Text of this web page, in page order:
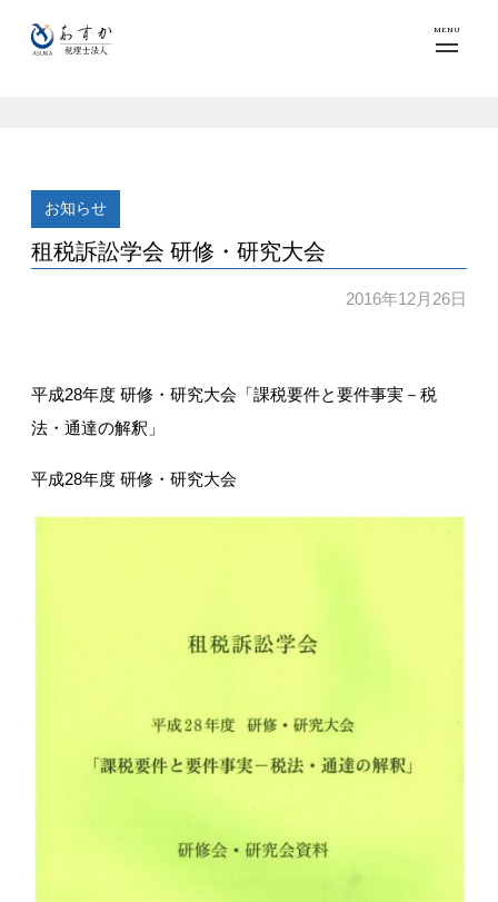
MENU
お知らせ
租税訴訟学会 研修・研究大会
2016年12月26日
平成28年度 研修・研究大会「課税要件と要件事実－税
法・通達の解釈」
平成28年度 研修・研究大会